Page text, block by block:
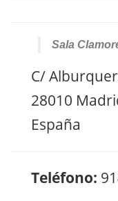
Sala
C/
28010
España
Teléfono: